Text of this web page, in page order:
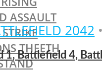
ASSAULT
THEETH
2042 •
1, Battlefield 4,